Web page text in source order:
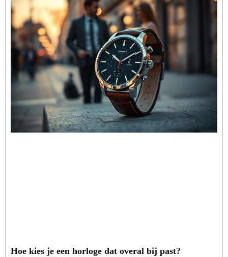
Hoe kies je een horloge dat overal bij past?